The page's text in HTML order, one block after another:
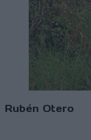
Rubén Otero